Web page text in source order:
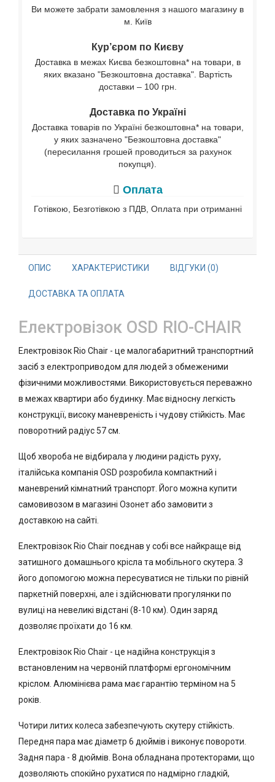
Ви можете забрати замовлення з нашого магазину в
м. Київ
Кур’єром по Києву
Доставка в межах Києва безкоштовна* на товари, в
яких вказано "Безкоштовна доставка". Вартість
доставки – 100 грн.
Доставка по Україні
Доставка товарів по Україні безкоштовна* на товари,
у яких зазначено "Безкоштовна доставка"
(пересилання грошей проводиться за рахунок
покупця).
Оплата
Готівкою, Безготівкою з ПДВ, Оплата при отриманні
ОПИС ХАРАКТЕРИСТИКИ ВІДГУКИ (0)
ДОСТАВКА ТА ОПЛАТА
Електровізок OSD RIO-CHAIR
Електровізок Rio Chair - це малогабаритний транспортний
засіб з електроприводом для людей з обмеженими
фізичними можливостями. Використовується переважно
в межах квартири або будинку. Має відносну легкість
конструкції, високу маневреність і чудову стійкість. Має
поворотний радіус 57 см.
Щоб хвороба не відбирала у людини радість руху,
італійська компанія OSD розробила компактний і
маневрений кімнатний транспорт. Його можна купити
самовивозом в магазині Озонет або замовити з
доставкою на сайті.
Електровізок Rio Chair поєднав у собі все найкраще від
затишного домашнього крісла та мобільного скутера. З
його допомогою можна пересуватися не тільки по рівній
паркетній поверхні, але і здійснювати прогулянки по
вулиці на невеликі відстані (8-10 км). Один заряд
дозволяє проїхати до 16 км.
Електровізок Rio Chair - це надійна конструкція з
встановленим на червоній платформі ергономічним
кріслом. Алюмінієва рама має гарантію терміном на 5
років.
Чотири литих колеса забезпечують скутеру стійкість.
Передня пара має діаметр 6 дюймів і виконує повороти.
Задня пара - 8 дюймів. Вона обладнана протекторами, що
дозволяють спокійно рухатися по надмірно гладкій,